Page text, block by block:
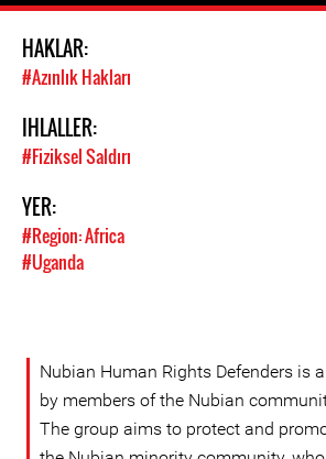
HAKLAR:
#Azınlık Hakları
IHLALLER:
#Fiziksel Saldırı
YER:
#Region: Africa
#Uganda
Nubian Human Rights Defenders is
by members of the Nubian
The group aims to protect and